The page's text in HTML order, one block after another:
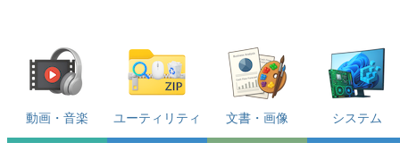
動画・音楽 ユーティリティ 文書・画像 システム